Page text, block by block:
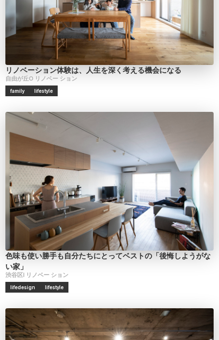
リノベーション体験は、人生を深く考える機会になる
自由が丘O リノベー ション
family lifestyle
色味も使い勝手も自分たちにとってベストの「後悔しようがな
い家」
渋谷区I リノベー ション
lifedesign lifestyle